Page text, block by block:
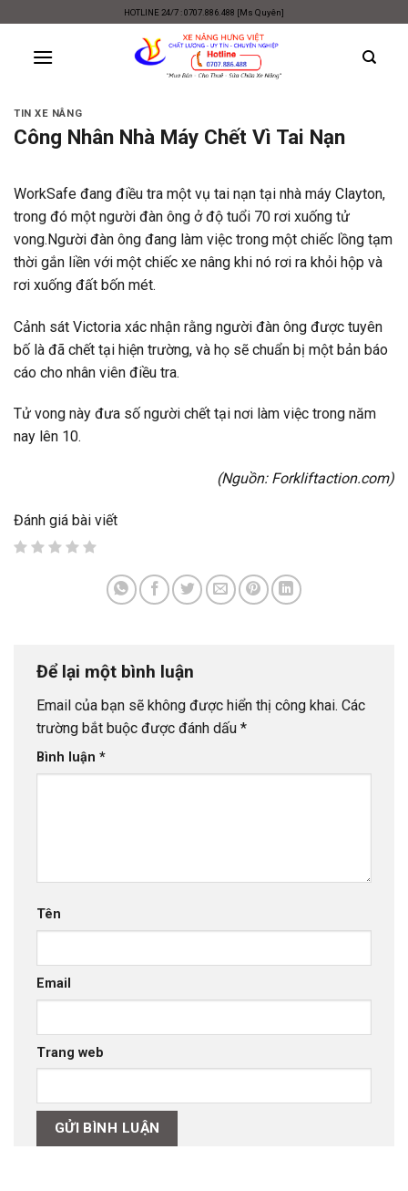
content
HOTLINE 24/7 : 0707.886.488 [Ms Quyên]
TIN XE NÂNG
Công Nhân Nhà Máy Chết Vì Tai Nạn
WorkSafe đang điều tra một vụ tai nạn tại nhà máy Clayton,
trong đó một người đàn ông ở độ tuổi 70 rơi xuống tử
vong.Người đàn ông đang làm việc trong một chiếc lồng tạm
thời gắn liền với một chiếc xe nâng khi nó rơi ra khỏi hộp và
rơi xuống đất bốn mét.
Cảnh sát Victoria xác nhận rằng người đàn ông được tuyên
bố là đã chết tại hiện trường, và họ sẽ chuẩn bị một bản báo
cáo cho nhân viên điều tra.
Tử vong này đưa số người chết tại nơi làm việc trong năm
nay lên 10.
(Nguồn: Forkliftaction.com)
Đánh giá bài viết
Để lại một bình luận
Email của bạn sẽ không được hiển thị công khai. Các
trường bắt buộc được đánh dấu *
Bình luận *
Tên
Email
Trang web